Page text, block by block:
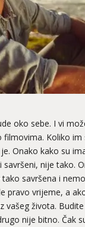
oko sebe. I vi
Koliko
Onako kako su
nije tako.
savršena i
pravo vrijeme, a
vašeg života.
nije bitno. Čak